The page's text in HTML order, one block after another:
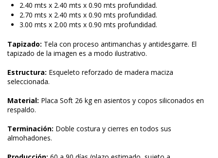
2.40 mts x 2.40 mts x 0.90 mts profundidad.
2.70 mts x 2.40 mts x 0.90 mts profundidad.
3.00 mts x 2.00 mts x 0.90 mts profundidad.
Tapizado: Tela con proceso antimanchas y antidesgarre. El
tapizado de la imagen es a modo ilustrativo.
Estructura: Esqueleto reforzado de madera maciza
seleccionada.
Material: Placa Soft 26 kg en asientos y copos siliconados en
respaldo.
Terminación: Doble costura y cierres en todos sus
almohadones.